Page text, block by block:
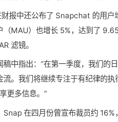
报中还公布了 Snapchat 的用
（MAU）也增长 5%，达到了
滤镜。
稿中指出：“在第一季度，我们的
流。我们将继续专注于有纪律的
更多信息。”
Snap 在四月份曾宣布裁员约